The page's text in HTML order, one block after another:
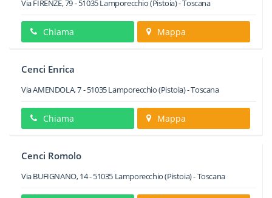
Via FIRENZE, 79-51035Lamporecchio(Pistoia) -Toscana
Chiama Mappa
Cenci Enrica
Via AMENDOLA, 7-51035Lamporecchio(Pistoia) -Toscana
Chiama Mappa
Cenci Romolo
Via BUFIGNANO, 14-51035 Lamporecchio(Pistoia) -Toscana